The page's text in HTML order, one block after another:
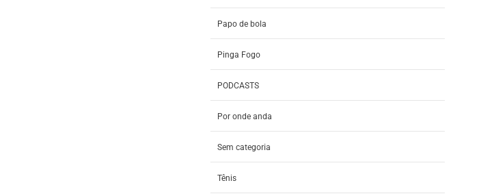
Papo de bola
Pinga Fogo
PODCASTS
Por onde anda
Sem categoria
Tênis